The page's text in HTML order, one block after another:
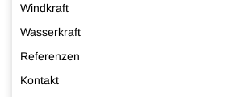
Windkraft
Wasserkraft
Referenzen
Kontakt